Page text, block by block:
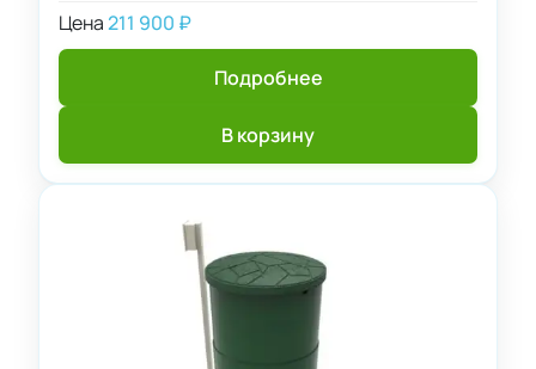
Цена211 900 ₽
Подробнее
В корзину